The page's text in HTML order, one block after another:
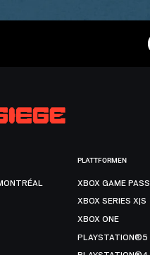
PLATTFORMEN
XBOX GAME PASS
XBOX SERIES X|S
XBOX ONE
PLAYSTATION®5